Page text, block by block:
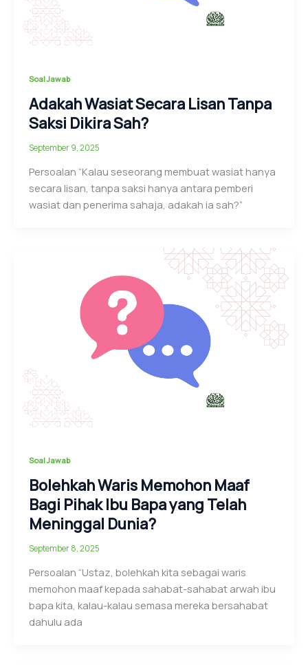
Soal Jawab
Adakah Wasiat Secara Lisan Tanpa
Saksi Dikira Sah?
September 9, 2025
Persoalan “Kalau seseorang membuat wasiat hanya
secara lisan, tanpa saksi hanya antara pemberi
wasiat dan penerima sahaja, adakah ia sah?”
Soal Jawab
Bolehkah Waris Memohon Maaf
Bagi Pihak Ibu Bapa yang Telah
Meninggal Dunia?
September 8, 2025
Persoalan “Ustaz, bolehkah kita sebagai waris
memohon maaf kepada sahabat-sahabat arwah ibu
bapa kita, kalau-kalau semasa mereka bersahabat
dahulu ada